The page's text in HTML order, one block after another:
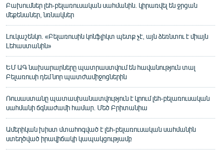
Բախումներ լեհ-բելառուսական սահմանին. կիրառվել են ջրցան
մեքենաներ, նռնակներ
Լուկաշենկո. «Բելառուսին կոնֆլիկտ պետք չէ, այն ձեռնտու է միայն
Լեհաստանին»
ԵՄ ԱԳ նախարարները պատրաստվում են հավանություն տալ
Բելառուսի դեմ նոր պատժամիջոցներին
Ռուսաստանը պատասխանատվություն է կրում լեհ-բելառուսական
սահմանի ճգնաժամի համար. Մեծ Բրիտանիա
Ամերիկան խիստ մտահոգված է լեհ-բելառուսական սահմանին
ստեղծված իրավիճակի կապակցությամբ